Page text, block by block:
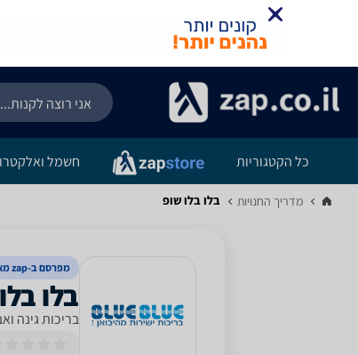
כל הקטגוריות חשמל
מדריך החנויות‏ בלו בלו שופ
מפרסם ב-zap מאז 2012
בריכות גינה